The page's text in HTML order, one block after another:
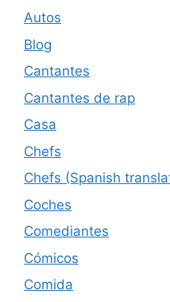
Autos
Blog
Cantantes
Cantantes de rap
Casa
Chefs
Chefs (Spanish
Coches
Comediantes
Cómicos
Comida